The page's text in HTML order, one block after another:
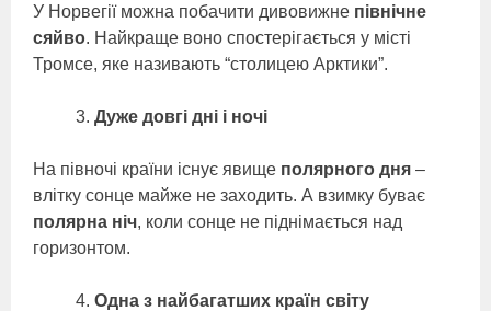
У Норвегії можна побачити дивовижне північне
сяйво. Найкраще воно спостерігається у місті
Тромсе, яке називають “столицею Арктики”.
Дуже довгі дні і ночі
На півночі країни існує явище полярного дня –
влітку сонце майже не заходить. А взимку буває
полярна ніч, коли сонце не піднімається над
горизонтом.
Одна з найбагатших країн світу